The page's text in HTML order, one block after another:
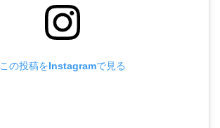
この投稿をInstagramで見る